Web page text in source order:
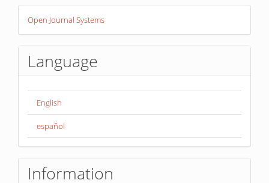
Developed
ByOpen Journal Systems
Language
English
español
Information